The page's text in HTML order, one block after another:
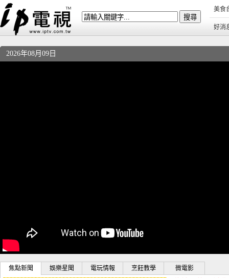
美食
好消
2026年08月09日
焦點新聞 娛樂星聞 電玩情報 烹飪教學 微電影